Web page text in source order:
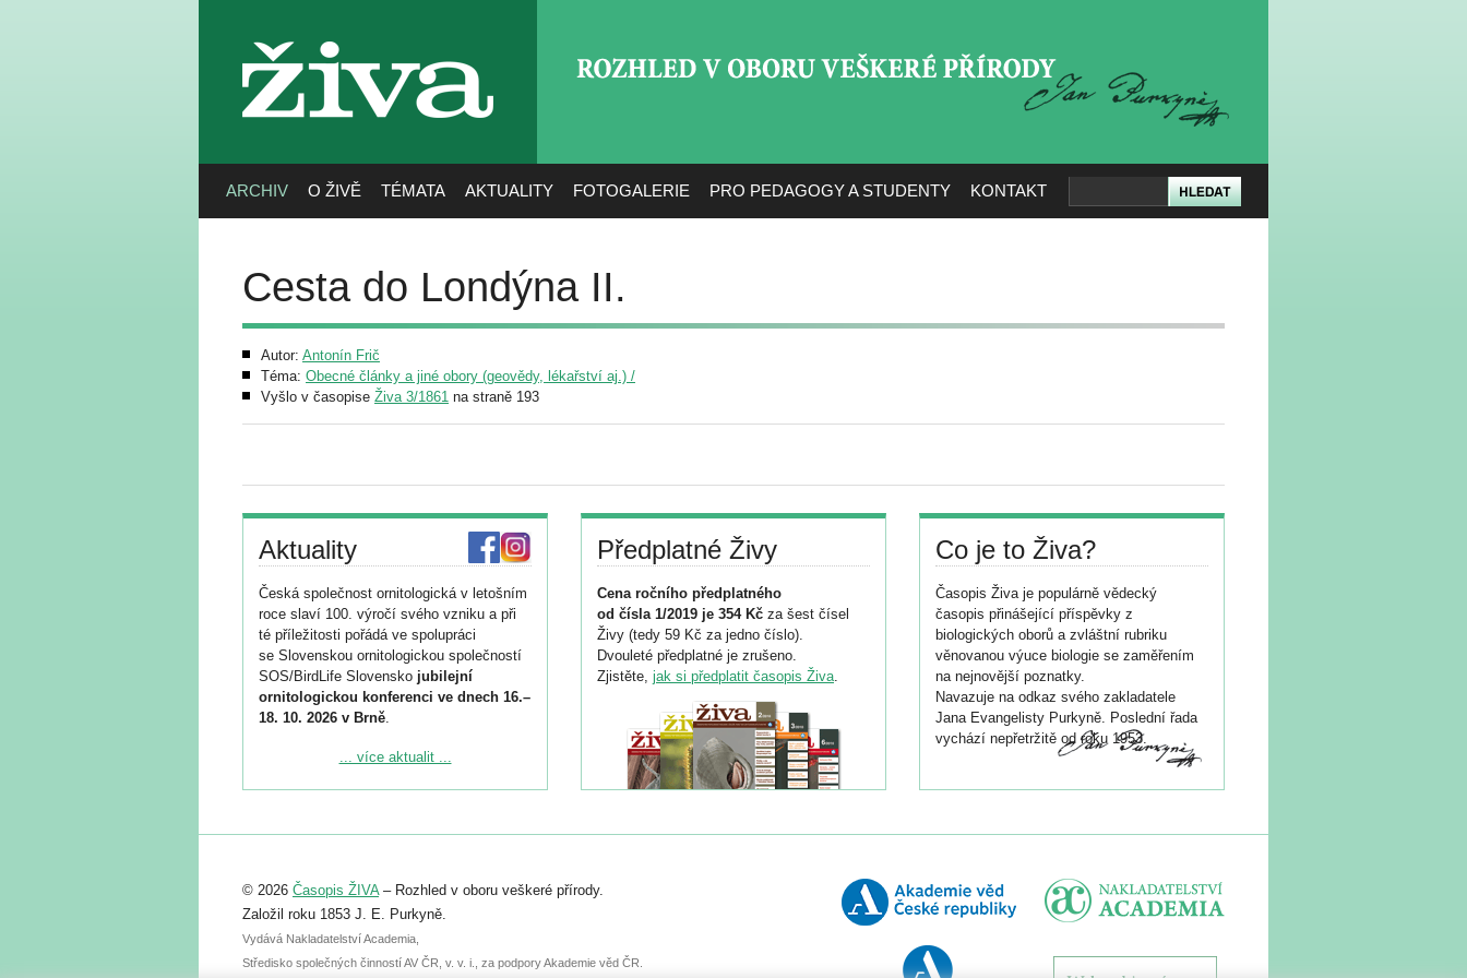
živa
ARCHIV O ŽIVĚ TÉMATA AKTUALITY FOTOGALERIE PRO PEDAGOGY A STUDENTY KONTAKT
Cesta do Londýna II.
Autor: Antonín Frič
Téma: Obecné články a jiné obory (geovědy, lékařství aj.) /
Vyšlo v časopise Živa 3/1861 na straně 193
Aktuality
Česká společnost ornitologická v letošním
roce slaví 100. výročí svého vzniku a při
té příležitosti pořádá ve spolupráci
se Slovenskou ornitologickou společností
SOS/BirdLife Slovensko jubilejní
ornitologickou konferenci ve dnech 16.–
18. 10. 2026 v Brně.
Podrobnější informace ke konferenci
Registrovat se můžete do 6. září.
abstraktu přihlášené přednášky nebo
posteru je už 30. června.
... více aktualit ...
Předplatné Živy
Cena ročního předplatného
od čísla 1/2019 je 354 Kč za šest čísel
Živy (tedy 59 Kč za jedno číslo).
Dvouleté předplatné je zrušeno.
Zjistěte, jak si předplatit časopis Živa.
Co je to Živa?
Časopis Živa je populárně vědecký
časopis přinášející příspěvky z
biologických oborů a zvláštní rubriku
věnovanou výuce biologie se zaměřením
na nejnovější poznatky.
Navazuje na odkaz svého zakladatele
Jana Evangelisty Purkyně. Poslední řada
vychází nepřetržitě od roku 1953.
© 2026 Časopis ŽIVA– Rozhled v oboru veškeré přírody.
Založil roku 1853 J. E. Purkyně.
Vydává Nakladatelství Academia,
Středisko společných činností AV ČR, v. v. i., za podpory Akademie věd ČR.